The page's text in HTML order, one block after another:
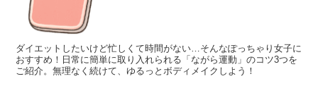
ダイエットしたいけど忙しくて時間がない…そんなぽっちゃり女子に
おすすめ！日常に簡単に取り入れられる「ながら運動」のコツ3つを
ご紹介。無理なく続けて、ゆるっとボディメイクしよう！